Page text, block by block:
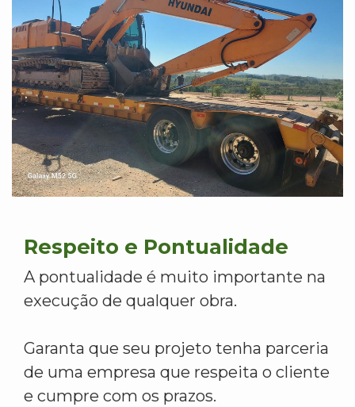
Respeito e Pontualidade
A pontualidade é muito importante na
execução de qualquer obra.
Garanta que seu projeto tenha parceria
de uma empresa que respeita o cliente
e cumpre com os prazos.